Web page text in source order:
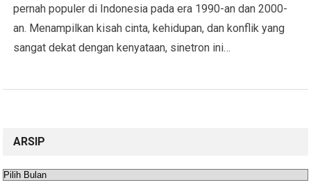
pernah populer di Indonesia pada era 1990-an dan 2000-
an. Menampilkan kisah cinta, kehidupan, dan konflik yang
sangat dekat dengan kenyataan, sinetron ini…
ARSIP
Arsip